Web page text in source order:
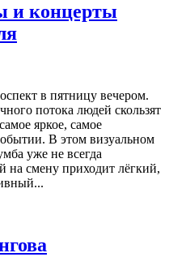
и концерты
в пятницу вечером.
потока людей скользят
яркое, самое
В этом визуальном
уже не всегда
на смену приходит лёгкий,